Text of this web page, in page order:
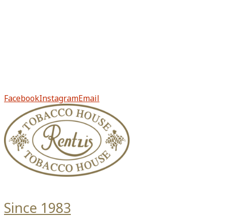
FacebookInstagramEmail
Since 1983